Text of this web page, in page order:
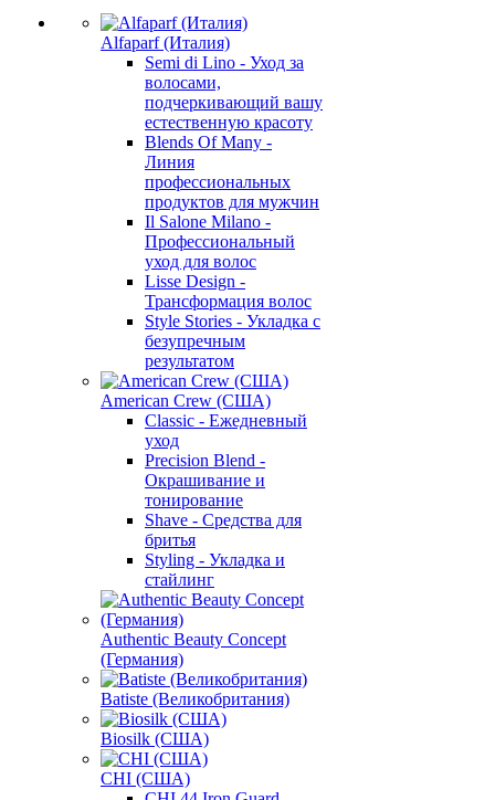
Alfaparf (Италия)
Semi di Lino - Уход за
волосами,
подчеркивающий вашу
естественную красоту
Blends Of Many -
Линия
профессиональных
продуктов для мужчин
Il Salone Milano -
Профессиональный
уход для волос
Lisse Design -
Трансформация волос
Style Stories - Укладка с
безупречным
результатом
American Crew (США)
Classic - Ежедневный
уход
Precision Blend -
Окрашивание и
тонирование
Shave - Средства для
бритья
Styling - Укладка и
стайлинг
Authentic Beauty Concept
(Германия)
Batiste (Великобритания)
Biosilk (США)
CHI (США)